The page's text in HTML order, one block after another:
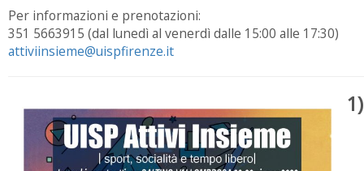
Per informazioni e prenotazioni:
351 5663915 (dal lunedì al venerdì dalle 15:00 alle 17:30)
attiviinsieme@uispfirenze.it
1)